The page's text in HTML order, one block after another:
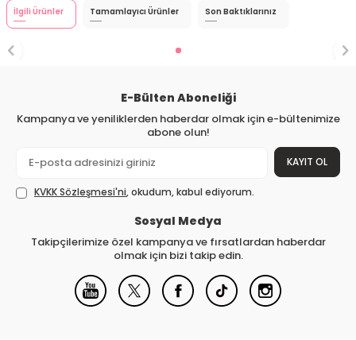
İlgili Ürünler Tamamlayıcı Ürünler Son Baktıklarınız
E-Bülten Aboneliği
Kampanya ve yeniliklerden haberdar olmak için e-bültenimize
abone olun!
KAYIT OL
KVKK Sözleşmesi'ni, okudum, kabul ediyorum.
Sosyal Medya
Takipçilerimize özel kampanya ve fırsatlardan haberdar
olmak için bizi takip edin.